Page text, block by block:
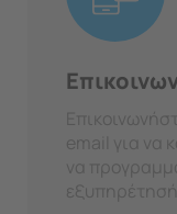
email για να
να
εξυπηρέτησή